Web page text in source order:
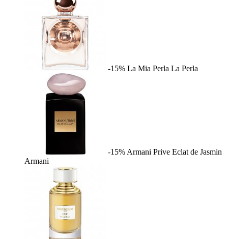
-15% La Mia Perla La Perla
-15% Armani Prive Eclat de Jasmin
Armani